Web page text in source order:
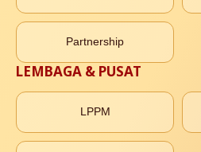
Partnership
LEMBAGA & PUSAT
LPPM